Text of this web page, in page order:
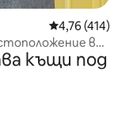
Средна
4,76 (414)
в
къщи под